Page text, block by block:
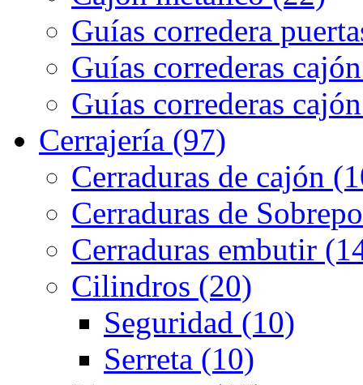
Guías corredera
Guías correderas
Guías correderas
Cerrajería (97)
Cerraduras de cajón
Cerraduras de
Cerraduras embutir
Cilindros (20)
Seguridad (10)
Serreta (10)